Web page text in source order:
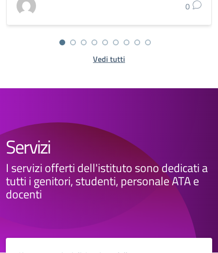
0
Vedi tutti
Servizi
I servizi offerti dell'istituto sono dedicati a
tutti i genitori, studenti, personale ATA e
docenti